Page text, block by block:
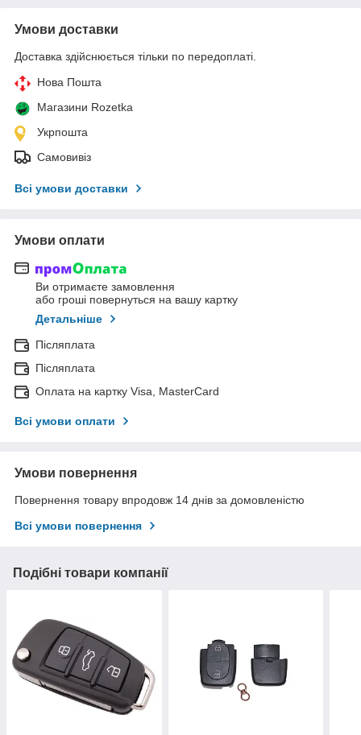
Умови доставки
Доставка здійснюється тільки по передоплаті.
Нова Пошта
Магазини Rozetka
Укрпошта
Самовивіз
Всі умови доставки
Умови оплати
Ви отримаєте замовлення
або гроші повернуться на вашу картку
Детальніше
Післяплата
Післяплата
Оплата на картку Visa, MasterCard
Всі умови оплати
Умови повернення
Повернення товару впродовж 14 днів за домовленістю
Всі умови повернення
Подібні товари компанії